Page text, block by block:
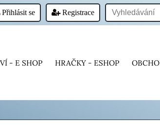
Přihlásit se Registrace
- E SHOP HRAČKY - ESHOP